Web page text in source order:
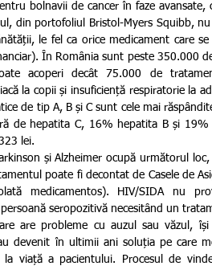
bolnavii de cancer în faze
din portofoliul Bristol-Myers Squibb,
le fel ca orice medicament care
În România sunt peste 350.000
acoperi decât 75.000 de
la copii și insuficiență respiratorie la
de tip A, B și C sunt cele mai
de hepatita C, 16% hepatita B și
lei.
poate fi decontat de Casele de
medicamentos). HIV/SIDA nu
seropozitivă necesitând un
are probleme cu auzul sau văzul,
au devenit în ultimii ani soluția pe care
la viață a pacientului. Procesul de